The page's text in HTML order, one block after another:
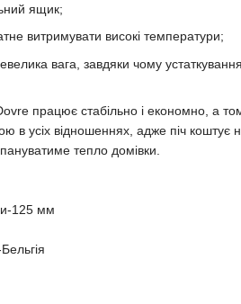
ящик;
витримувати високі температури;
вага, завдяки чому
працює стабільно і економно, а
в усіх відношеннях, адже піч
тепло домівки.
125 мм
Бельгія